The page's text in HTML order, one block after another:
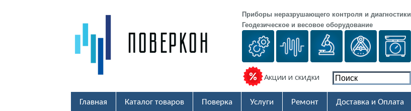
Приборы неразрушающего контроля и диагностики
Геодезическое и весовое оборудование
Акции и скидки
Главная Каталог товаров Поверка Услуги Ремонт Доставка и Оплата